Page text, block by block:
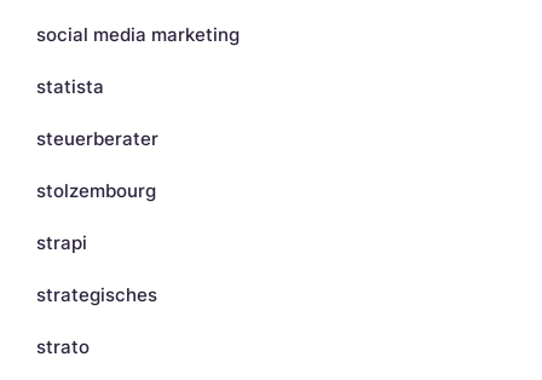
social media marketing
statista
steuerberater
stolzembourg
strapi
strategisches
strato